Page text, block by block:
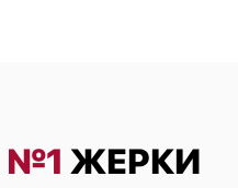
№1 ЖЕРКИ